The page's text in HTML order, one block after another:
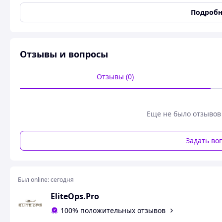
Основные атрибуты
Система крепления
MOLLE
Цвет: койот.
Штурмовая панель имеет карман под гидратор (в
Благодаря системе MOLLE, совместима с большинством
Отзывы и вопросы
Отзывы (0)
Еще не было отзывов
Задать
Был online:сегодня
EliteOps.Pro
100% положительных отзывов